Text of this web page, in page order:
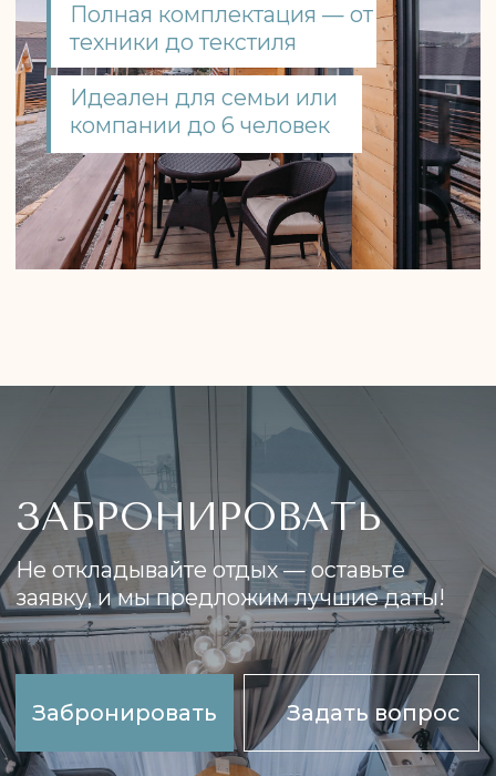
Коттедж у
Коттедж в смелых
выполнен из
отдельной
-гостиной и
Забронировать
Коттедж у моря
«Наслаждение»
Коттедж выполнен из натурального
дерева в сочных ягодных оттенках
Забронировать Подробнее
Отель «Зона Комфорта» находится в
Крыму, в селе Юркино, всего в 20
минутах езды от Керчи. Удобный
подъезд, бесплатная парковка на
территории.
Нужна помощь с маршрутом? Мы
всегда на связи!
Построить маршрут
Как нас найти